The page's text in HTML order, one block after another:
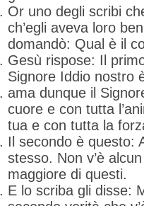
Or uno degli scribi
ch’egli aveva loro
domandò: Qual è il
Gesù rispose: Il
Signore Iddio nostro
ama dunque il
cuore e con tutta
tua e con tutta la
Il secondo è questo:
stesso. Non v’è
maggiore di questi.
E lo scriba gli disse: